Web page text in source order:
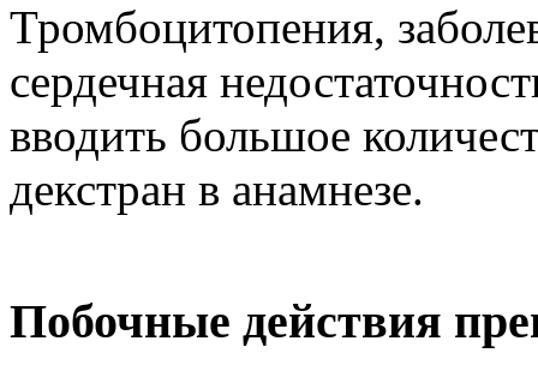
Тромбоцитопения,
сердечная
вводить большое
декстран в анамнезе.
Побочные действия